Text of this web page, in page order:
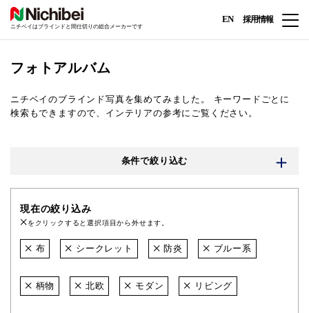
ニチベイはブラインドと間仕切りの総合メーカーです
EN 採用情報
フォトアルバム
ニチベイのブラインド写真を集めてみました。
キーワードごとに
検索もできますので、インテリアの参考にご覧ください。
条件で絞り込む
現在の絞り込み
をクリックすると選択項目から外せます。
布 シークレット 防炎 ブルー系
柄物 北欧 モダン リビング